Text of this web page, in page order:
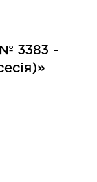
№ 3383 -